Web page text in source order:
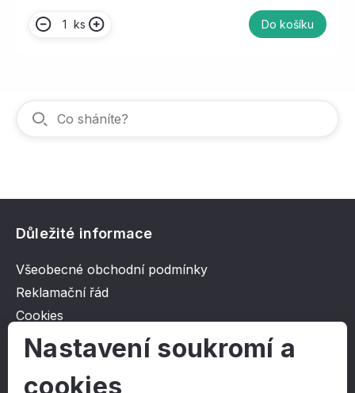
ks Do košíku
Důležité informace
Všeobecné obchodní podmínky
Reklamační řád
Cookies
Ochrana osobních údajů
Nastavení soukromí a
cookies